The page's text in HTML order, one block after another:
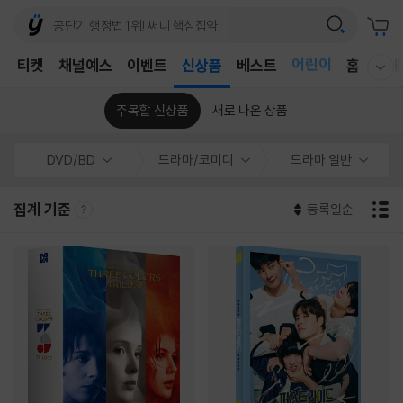
채널예스 이벤트 신상품 베스트
어린이
홈 국
티켓
주목할 신상품 새로 나온 상품
DVD/BD 드라마/코미디 드라마 일반
집계 기준 등록일순